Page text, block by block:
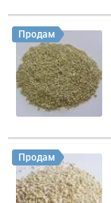
Продам
Продам